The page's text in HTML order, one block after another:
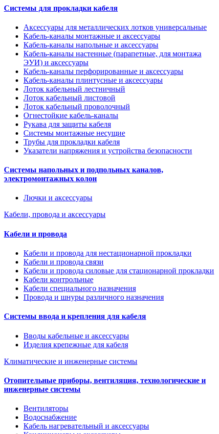
Системы для прокладки кабеля
Аксессуары для металлических лотков универсальные
Кабель-каналы монтажные и аксессуары
Кабель-каналы напольные и аксессуары
Кабель-каналы настенные (парапетные, для монтажа
ЭУИ) и аксессуары
Кабель-каналы перфорированные и аксессуары
Кабель-каналы плинтусные и аксессуары
Лоток кабельный лестничный
Лоток кабельный листовой
Лоток кабельный проволочный
Огнестойкие кабель-каналы
Рукава для защиты кабеля
Системы монтажные несущие
Трубы для прокладки кабеля
Указатели напряжения и устройства безопасности
Системы напольных и подпольных каналов,
электромонтажных колон
Лючки и аксессуары
Кабели, провода и аксессуары
Кабели и провода
Кабели и провода для нестационарной прокладки
Кабели и провода связи
Кабели и провода силовые для стационарной прокладки
Кабели контрольные
Кабели специального назначения
Провода и шнуры различного назначения
Системы ввода и крепления для кабеля
Вводы кабельные и аксессуары
Изделия крепежные для кабеля
Климатические и инженерные системы
Отопительные приборы, вентиляция, технологические и
инженерные системы
Вентиляторы
Водоснабжение
Кабель нагревательный и аксессуары